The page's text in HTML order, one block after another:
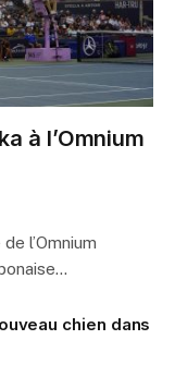
à l’Omnium
l’Omnium
chien dans